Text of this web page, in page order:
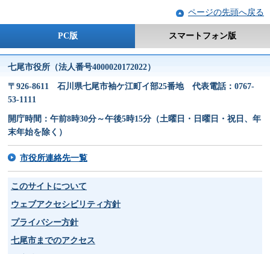
ページの先頭へ戻る
PC版 スマートフォン版
七尾市役所（法人番号4000020172022）
〒926-8611 石川県七尾市袖ケ江町イ部25番地 代表電話：0767-
53-1111
開庁時間：午前8時30分～午後5時15分（土曜日・日曜日・祝日、年
末年始を除く）
市役所連絡先一覧
このサイトについて
ウェブアクセシビリティ方針
プライバシー方針
七尾市までのアクセス